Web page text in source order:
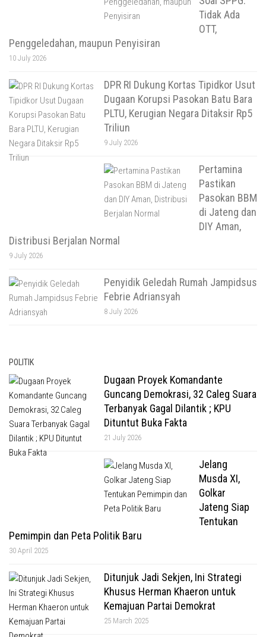
Tidak Ada
OTT,
Penggeledahan, maupun Penyisiran
10 July 2026
DPR RI Dukung Kortas Tipidkor Usut
Dugaan Korupsi Pasokan Batu Bara
PLTU, Kerugian Negara Ditaksir Rp5
Triliun
9 July 2026
Pertamina
Pastikan
Pasokan BBM
di Jateng dan
DIY Aman,
Distribusi Berjalan Normal
9 July 2026
Penyidik Geledah Rumah Jampidsus
Febrie Adriansyah
8 July 2026
POLITIK
Dugaan Proyek Komandante
Guncang Demokrasi, 32 Caleg Suara
Terbanyak Gagal Dilantik ; KPU
Dituntut Buka Fakta
21 July 2026
Jelang
Musda XI,
Golkar
Jateng Siap
Tentukan
Pemimpin dan Peta Politik Baru
30 April 2025
Ditunjuk Jadi Sekjen, Ini Strategi
Khusus Herman Khaeron untuk
Kemajuan Partai Demokrat
25 March 2025